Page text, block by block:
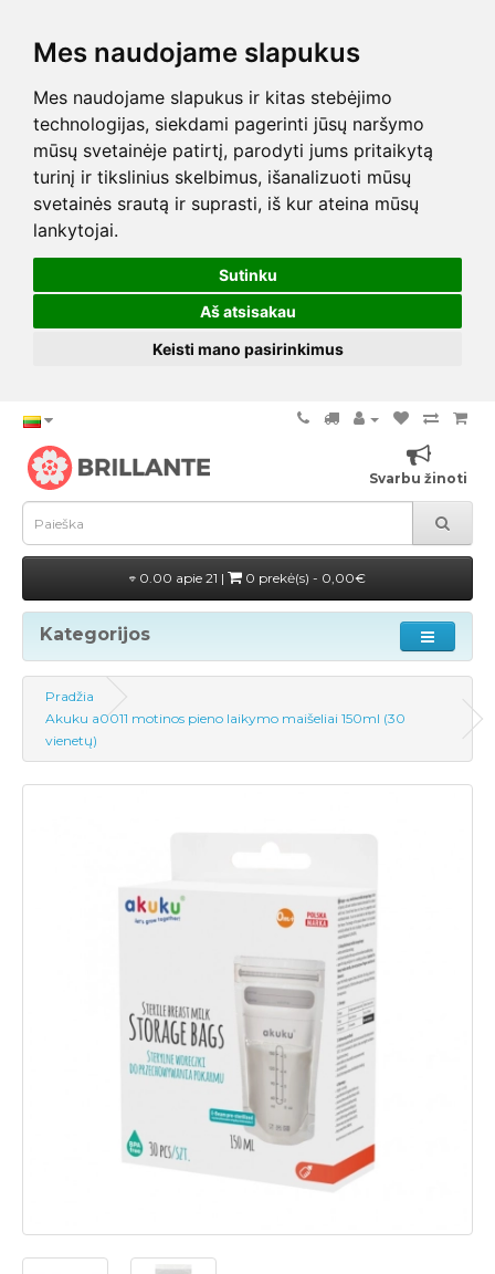
Mes naudojame slapukus
Mes naudojame slapukus ir kitas stebėjimo
technologijas, siekdami pagerinti jūsų naršymo
mūsų svetainėje patirtį, parodyti jums pritaikytą
turinį ir tikslinius skelbimus, išanalizuoti mūsų
svetainės srautą ir suprasti, iš kur ateina mūsų
lankytojai.
Sutinku
Aš atsisakau
Keisti mano pasirinkimus
Svarbu žinoti
0.00 apie 21 | 0 prekė(s) - 0,00€
Kategorijos
Pradžia
Akuku a0011 motinos pieno laikymo maišeliai 150ml (30
vienetų)